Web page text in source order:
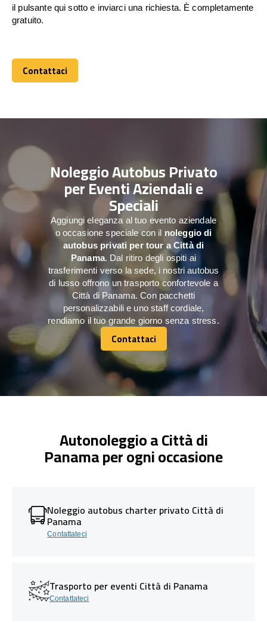
il pulsante qui sotto e inviarci una richiesta. È completamente
gratuito.
Contattaci
Contattaci
Noleggio Autobus Privato
per Eventi Aziendali e
Speciali
Aggiungi eleganza al tuo evento aziendale
o occasione speciale con il noleggio di
autobus privati per tour a Città di
Panama. Dal ritiro degli ospiti ai
trasferimenti verso la sede, i nostri autobus
di lusso offrono un trasporto confortevole a
Città di Panama. Con pacchetti
personalizzabili e uno staff cordiale,
rendiamo il tuo grande giorno senza stress.
Contattaci
Contattaci
Autonoleggio a Città di
Panama per ogni occasione
Noleggio autobus charter privato Città di
Panama
Contattateci
Trasporto per eventi Città di Panama
Contattateci